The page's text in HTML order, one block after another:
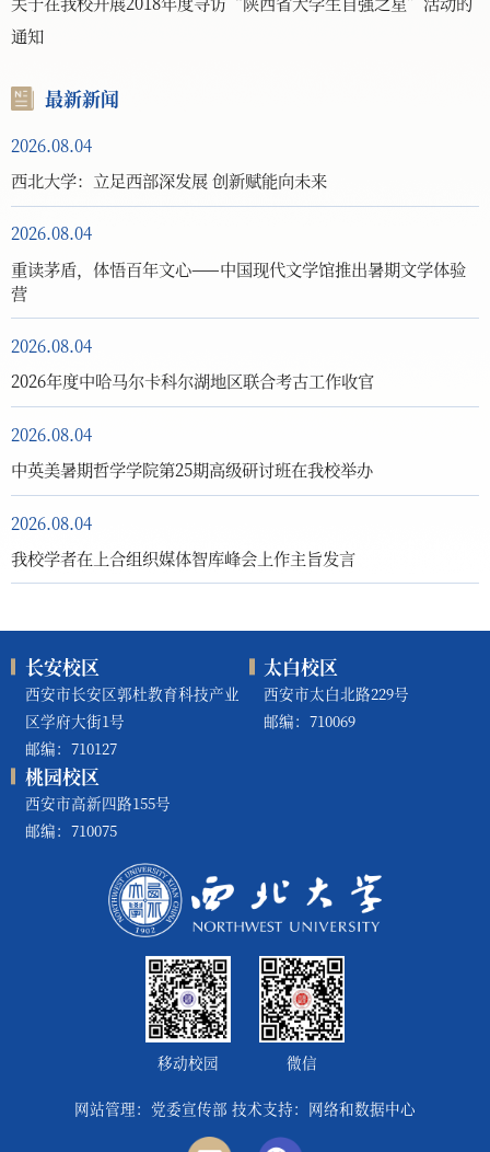
通知
最新新闻
2026.08.04
西北大学：立足西部深发展 创新赋能向未来
2026.08.04
重读茅盾，体悟百年文心——中国现代文学馆推出暑期文学体验
营
2026.08.04
2026年度中哈马尔卡科尔湖地区联合考古工作收官
2026.08.04
中英美暑期哲学学院第25期高级研讨班在我校举办
2026.08.04
我校学者在上合组织媒体智库峰会上作主旨发言
长安校区
西安市长安区郭杜教育科技产业
区学府大街1号
邮编：710127
太白校区
西安市太白北路229号
邮编：710069
桃园校区
西安市高新四路155号
邮编：710075
移动校园 微信
网站管理：党委宣传部 技术支持：网络和数据中心